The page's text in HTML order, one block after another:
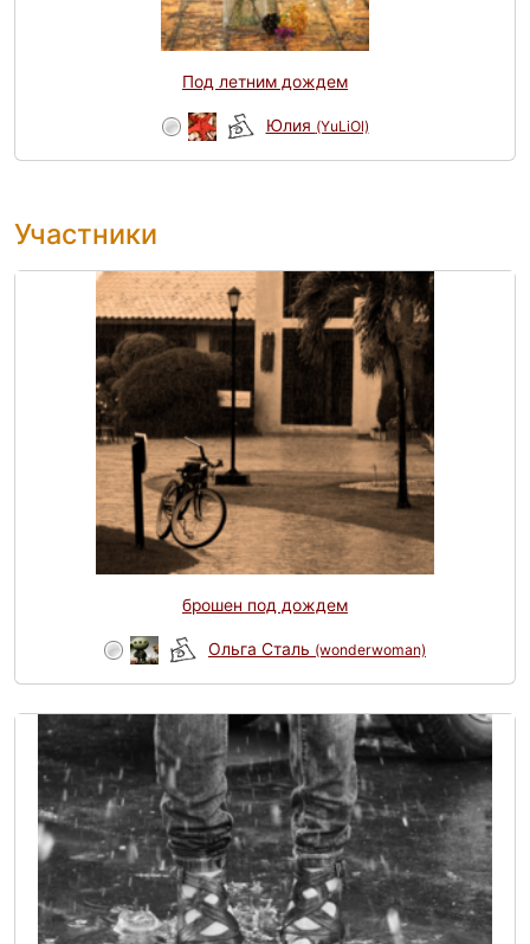
Под летним дождем
Юлия (YuLiOl)
Участники
брошен под дождем
Ольга Сталь (wonderwoman)